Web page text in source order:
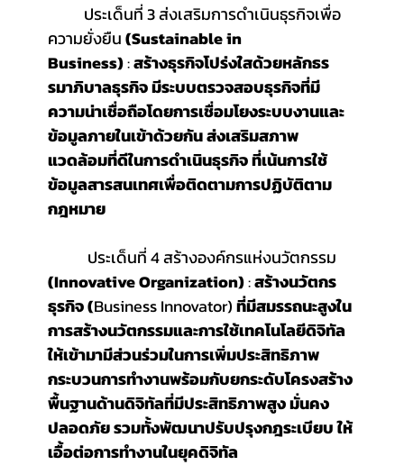
ประเด็นที่ 3 ส่งเสริมการดำเนินธุรกิจเพื่อ
ความยั่งยืน (Sustainable in
Business) : สร้างธุรกิจโปร่งใสด้วยหลักธร
รมาภิบาลธุรกิจ มีระบบตรวจสอบธุรกิจที่มี
ความน่าเชื่อถือโดยการเชื่อมโยงระบบงานและ
ข้อมูลภายในเข้าด้วยกัน ส่งเสริมสภาพ
แวดล้อมที่ดีในการดำเนินธุรกิจ ที่เน้นการใช้
ข้อมูลสารสนเทศเพื่อติดตามการปฏิบัติตาม
กฎหมาย
ประเด็นที่ 4 สร้างองค์กรแห่งนวัตกรรม
(Innovative Organization) : สร้างนวัตกร
ธุรกิจ (Business Innovator) ที่มีสมรรถนะสูงใน
การสร้างนวัตกรรมและการใช้เทคโนโลยีดิจิทัล
ให้เข้ามามีส่วนร่วมในการเพิ่มประสิทธิภาพ
กระบวนการทำงานพร้อมกับยกระดับโครงสร้าง
พื้นฐานด้านดิจิทัลที่มีประสิทธิภาพสูง มั่นคง
ปลอดภัย รวมทั้งพัฒนาปรับปรุงกฎระเบียบ ให้
เอื้อต่อการทำงานในยุคดิจิทัล